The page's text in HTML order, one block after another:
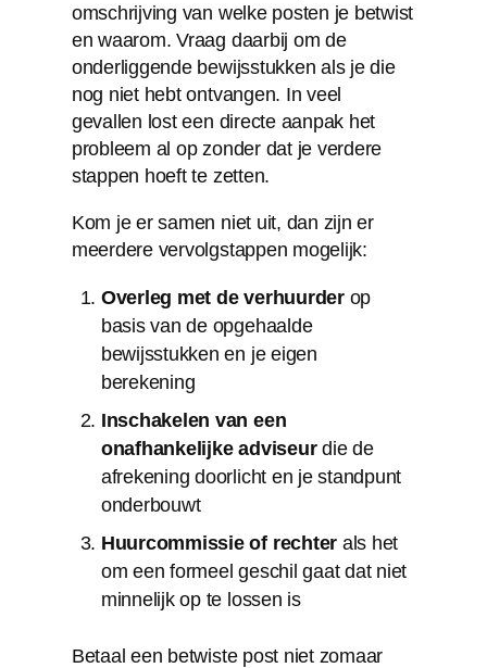
omschrijving van welke posten je betwist
en waarom. Vraag daarbij om de
onderliggende bewijsstukken als je die
nog niet hebt ontvangen. In veel
gevallen lost een directe aanpak het
probleem al op zonder dat je verdere
stappen hoeft te zetten.
Kom je er samen niet uit, dan zijn er
meerdere vervolgstappen mogelijk:
Overleg met de verhuurderop
basis van de opgehaalde
bewijsstukken en je eigen
berekening
Inschakelen van een
onafhankelijke adviseurdie de
afrekening doorlicht en je standpunt
onderbouwt
Huurcommissie of rechter als het
om een formeel geschil gaat dat niet
minnelijk op te lossen is
Betaal een betwiste post niet zomaar